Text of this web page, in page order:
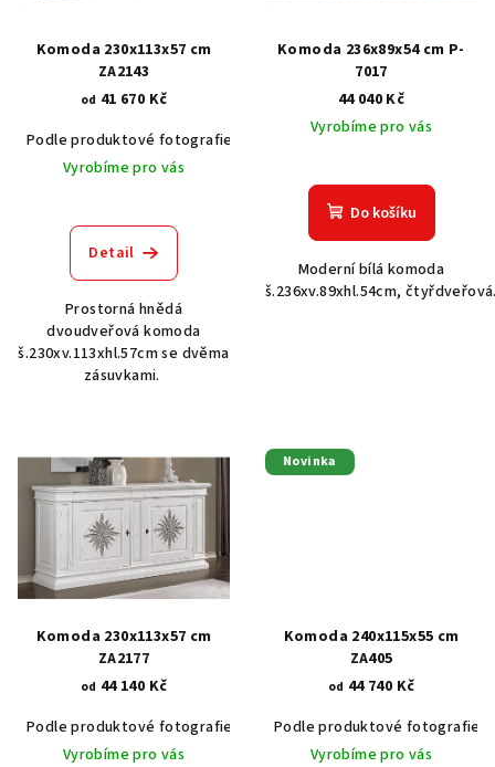
Komoda 230x113x57 cm
ZA2143
od 41 670 Kč
Podle produktové fotografie
Akát vintage BT1551
Vyrobíme pro vás
Detail
Prostorná hnědá
dvoudveřová komoda
š.230xv.113xhl.57cm se dvěma
zásuvkami.
Komoda 236x89x54 cm P-
7017
44 040 Kč
Vyrobíme pro vás
Do košíku
Moderní bílá komoda
š.236xv.89xhl.54cm,
Komoda 230x113x57 cm
ZA2177
od 44 140 Kč
Podle produktové fotografie
Akát vintage BT1551
Dub světlý
Vyrobíme pro vás
Novinka
Komoda 240x115x55 cm
ZA405
od 44 740 Kč
Podle produktové fotografie
Vyrobíme pro vás